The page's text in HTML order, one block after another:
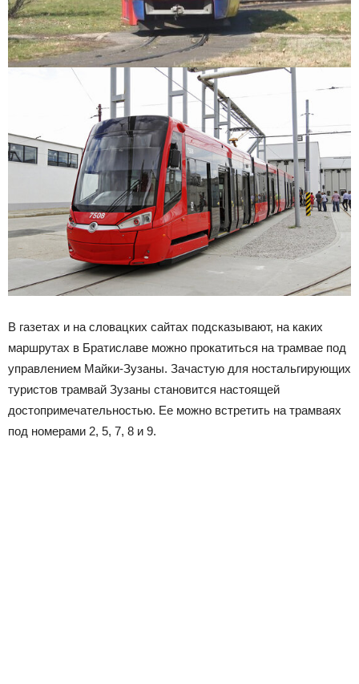
В газетах и на словацких сайтах подсказывают, на каких
маршрутах в Братиславе можно прокатиться на трамвае под
управлением Майки-Зузаны. Зачастую для ностальгирующих
туристов трамвай Зузаны становится настоящей
достопримечательностью. Ее можно встретить на трамваях
под номерами 2, 5, 7, 8 и 9.